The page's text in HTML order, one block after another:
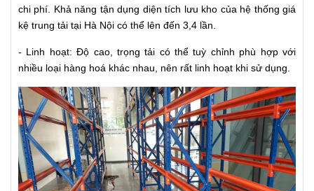
chi phí. Khả năng tận dụng diện tích lưu kho của hệ thống giá
kệ trung tải tại Hà Nội có thể lên đến 3,4 lần.
- Linh hoạt: Độ cao, trọng tải có thể tuỳ chỉnh phù hợp với
nhiều loại hàng hoá khác nhau, nên rất linh hoạt khi sử dụng.